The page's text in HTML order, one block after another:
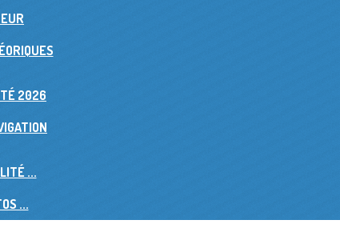
2026
...
...